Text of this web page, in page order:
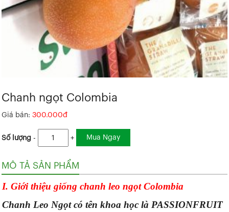
Chanh ngọt Colombia
Giá bán: 300.000đ
Số lượng - + Mua Ngay
MÔ TẢ SẢN PHẨM
I. Giới thiệu giống chanh leo ngọt Colombia
Chanh Leo Ngọt có tên khoa học là PASSIONFRUIT